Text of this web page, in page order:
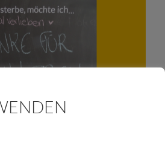
ich – Straßenaktion in